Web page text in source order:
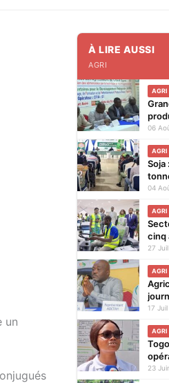
un
À LIRE AUSSI
AGRI
AGRI
06
AGRI
Soja
04
AGRI
cinq
rural
27
AGRI
17
AGRI
et
23